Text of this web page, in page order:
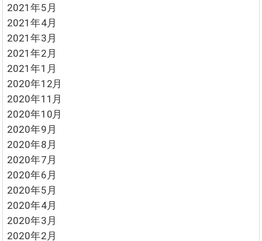
2021年5月
2021年4月
2021年3月
2021年2月
2021年1月
2020年12月
2020年11月
2020年10月
2020年9月
2020年8月
2020年7月
2020年6月
2020年5月
2020年4月
2020年3月
2020年2月